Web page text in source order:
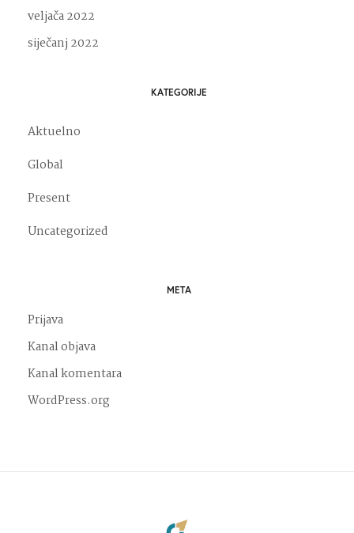
veljača 2022
siječanj 2022
KATEGORIJE
Aktuelno
Global
Present
Uncategorized
META
Prijava
Kanal objava
Kanal komentara
WordPress.org